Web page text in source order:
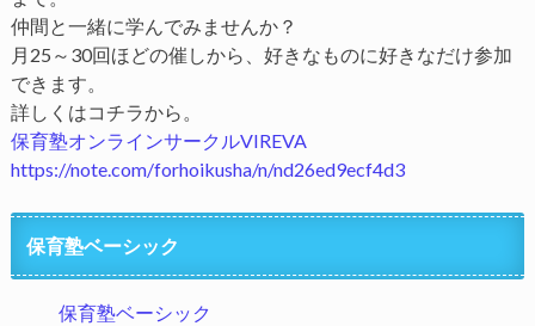
仲間と一緒に学んでみませんか？
月25～30回ほどの催しから、好きなものに好きなだけ参加
できます。
詳しくはコチラから。
保育塾オンラインサークルVIREVA
https://note.com/forhoikusha/n/nd26ed9ecf4d3
保育塾ベーシック
保育塾ベーシック